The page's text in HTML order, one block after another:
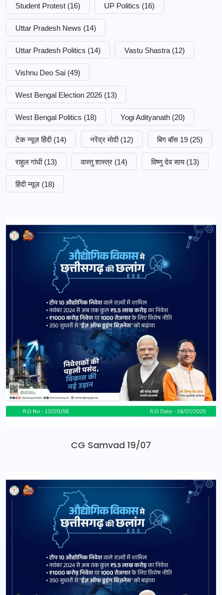
Student Protest (16) UP Politics (16)
Uttar Pradesh News (14)
Uttar Pradesh Politics (14) Vastu Shastra (12)
Vishnu Deo Sai (49)
West Bengal Election 2026 (13)
West Bengal Politics (18) Yogi Adityanath (20)
टेक न्यूज़ हिंदी (14) नरेंद्र मोदी (12) बिग बॉस 19 (25)
राहुल गांधी (13) वास्तु शास्त्र (14) विष्णु देव साय (13)
हिंदी न्यूज़ (18)
CG Samvad 19/07